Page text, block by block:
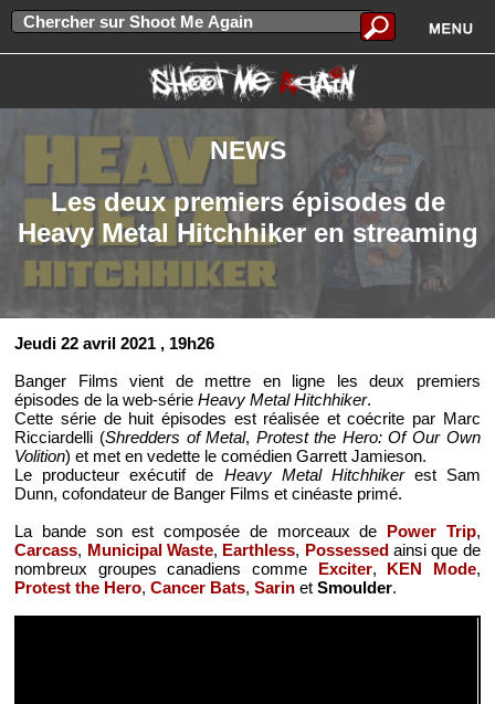
NEWS
Les deux premiers épisodes de
Heavy Metal Hitchhiker en streaming
Jeudi 22 avril 2021 , 19h26
Banger Films vient de mettre en ligne les deux premiers
épisodes de la web-sérieHeavy Metal Hitchhiker.
Cette série de huit épisodes est réalisée et coécrite par Marc
Ricciardelli (Shredders of Metal, Protest the Hero: Of Our Own
Volition) et met en vedette le comédien Garrett Jamieson.
Le producteur exécutif de Heavy Metal Hitchhikerest Sam
Dunn, cofondateur de Banger Films et cinéaste primé.
La bande son est composée de morceaux de Power Trip,
Carcass, Municipal Waste, Earthless, Possessedainsi que de
nombreux groupes canadiens comme Exciter, KEN Mode,
Protest the Hero,Cancer Bats,Sarin etSmoulder.